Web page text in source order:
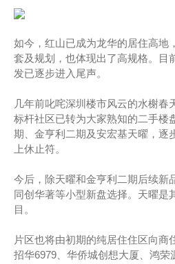
如今，红山已成为龙华的居住高地
套及规划，也体现出了高规格。目
发已逐步进入尾声。
几年前叱咤深圳楼市风云的水榭春
标杆社区已转为大家熟知的二手楼
期、金亨利二期及安宏基天曜，逐
上休止符。
今后，除天曜和金亨利二期后续新
同创华著等小型新盘选择。天曜是
目。
片区也将由初期的纯居住住区向商
招华6979、华侨城创想大厦、鸿荣